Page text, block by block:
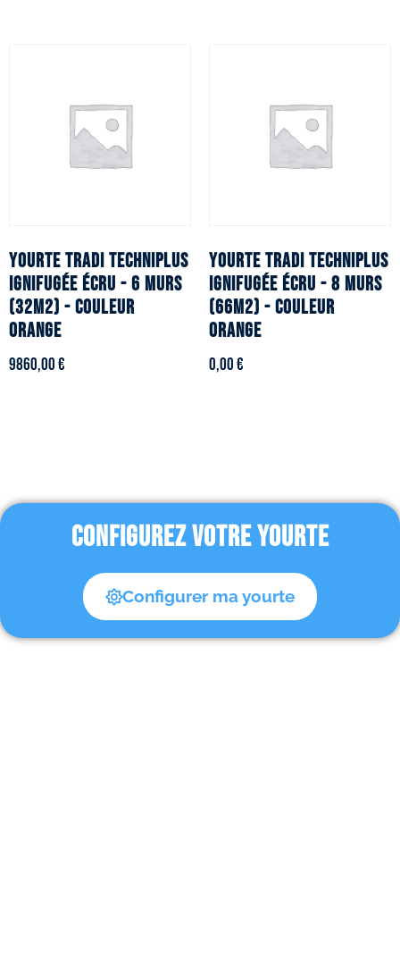
YOURTE TRADI TECHNIPLUS
ignifugée écru - 6 murs
(32m2) - Couleur
orange
9860,00€
YOURTE TRADI TECHNIPLUS
ignifugée écru - 8 murs
(66m2) - Couleur
orange
0,00€
CONFIGUREZ VOTRE YOURTE
Configurer ma yourte